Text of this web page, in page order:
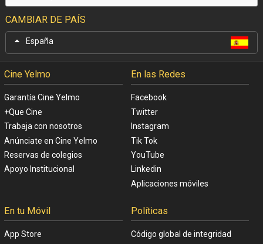
CAMBIAR DE PAÍS
España
Cine Yelmo
Garantía Cine Yelmo
+Que Cine
Trabaja con nosotros
Anúnciate en Cine Yelmo
Reservas de colegios
Apoyo Institucional
En las Redes
Facebook
Twitter
Instagram
Tik Tok
YouTube
Linkedin
Aplicaciones móviles
En tu Móvil
App Store
Políticas
Código global de integridad